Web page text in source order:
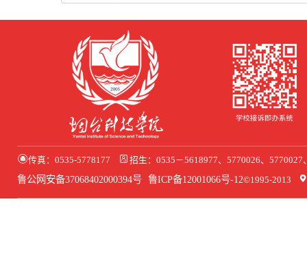
传真：0535-5778177 招生：0535－5618977、5770026、
鲁公网安备37068402000394号 鲁ICP备12001066号-12©1995-2013